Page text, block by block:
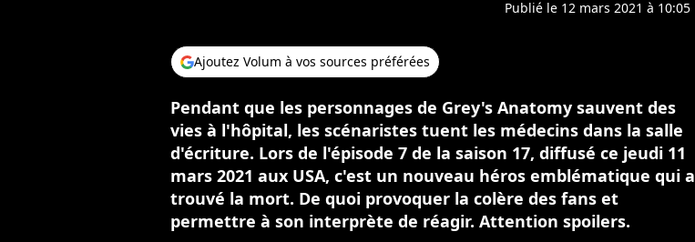
Publié le 12 mars 2021 à 10:05
Ajoutez Volum à vos sources préférées
Pendant que les personnages de Grey's Anatomy sauvent des
vies à l'hôpital, les scénaristes tuent les médecins dans la salle
d'écriture. Lors de l'épisode 7 de la saison 17, diffusé ce jeudi 11
mars 2021 aux USA, c'est un nouveau héros emblématique qui a
trouvé la mort. De quoi provoquer la colère des fans et
permettre à son interprète de réagir. Attention spoilers.